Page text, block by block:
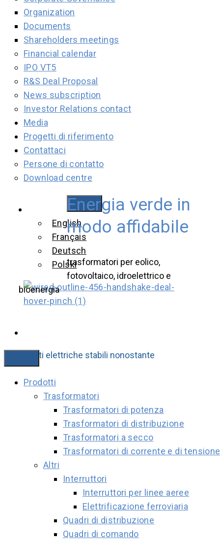
Organization
Documents
Shareholders meetings
Financial calendar
IPO VT5
R&S Deal Proposal
News subscription
Investor Relations contact
Media
Progetti di riferimento
Contattaci
Persone di contatto
Download centre
English
Français
Deutsch
Polski
Prodotti
Trasformatori
Trasformatori di potenza
Trasformatori di distribuzione
Trasformatori a secco
Trasformatori di corrente e di tensione
Altri
Interruttori
Interruttori per linee aeree
Elettrificazione ferroviaria
Quadri di distribuzione
Quadri di comando
Energia verde in
modo affidabile
trasformatori per eolico,
fotovoltaico, idroelettrico e
bioenergia
Reti elettriche stabili nonostante